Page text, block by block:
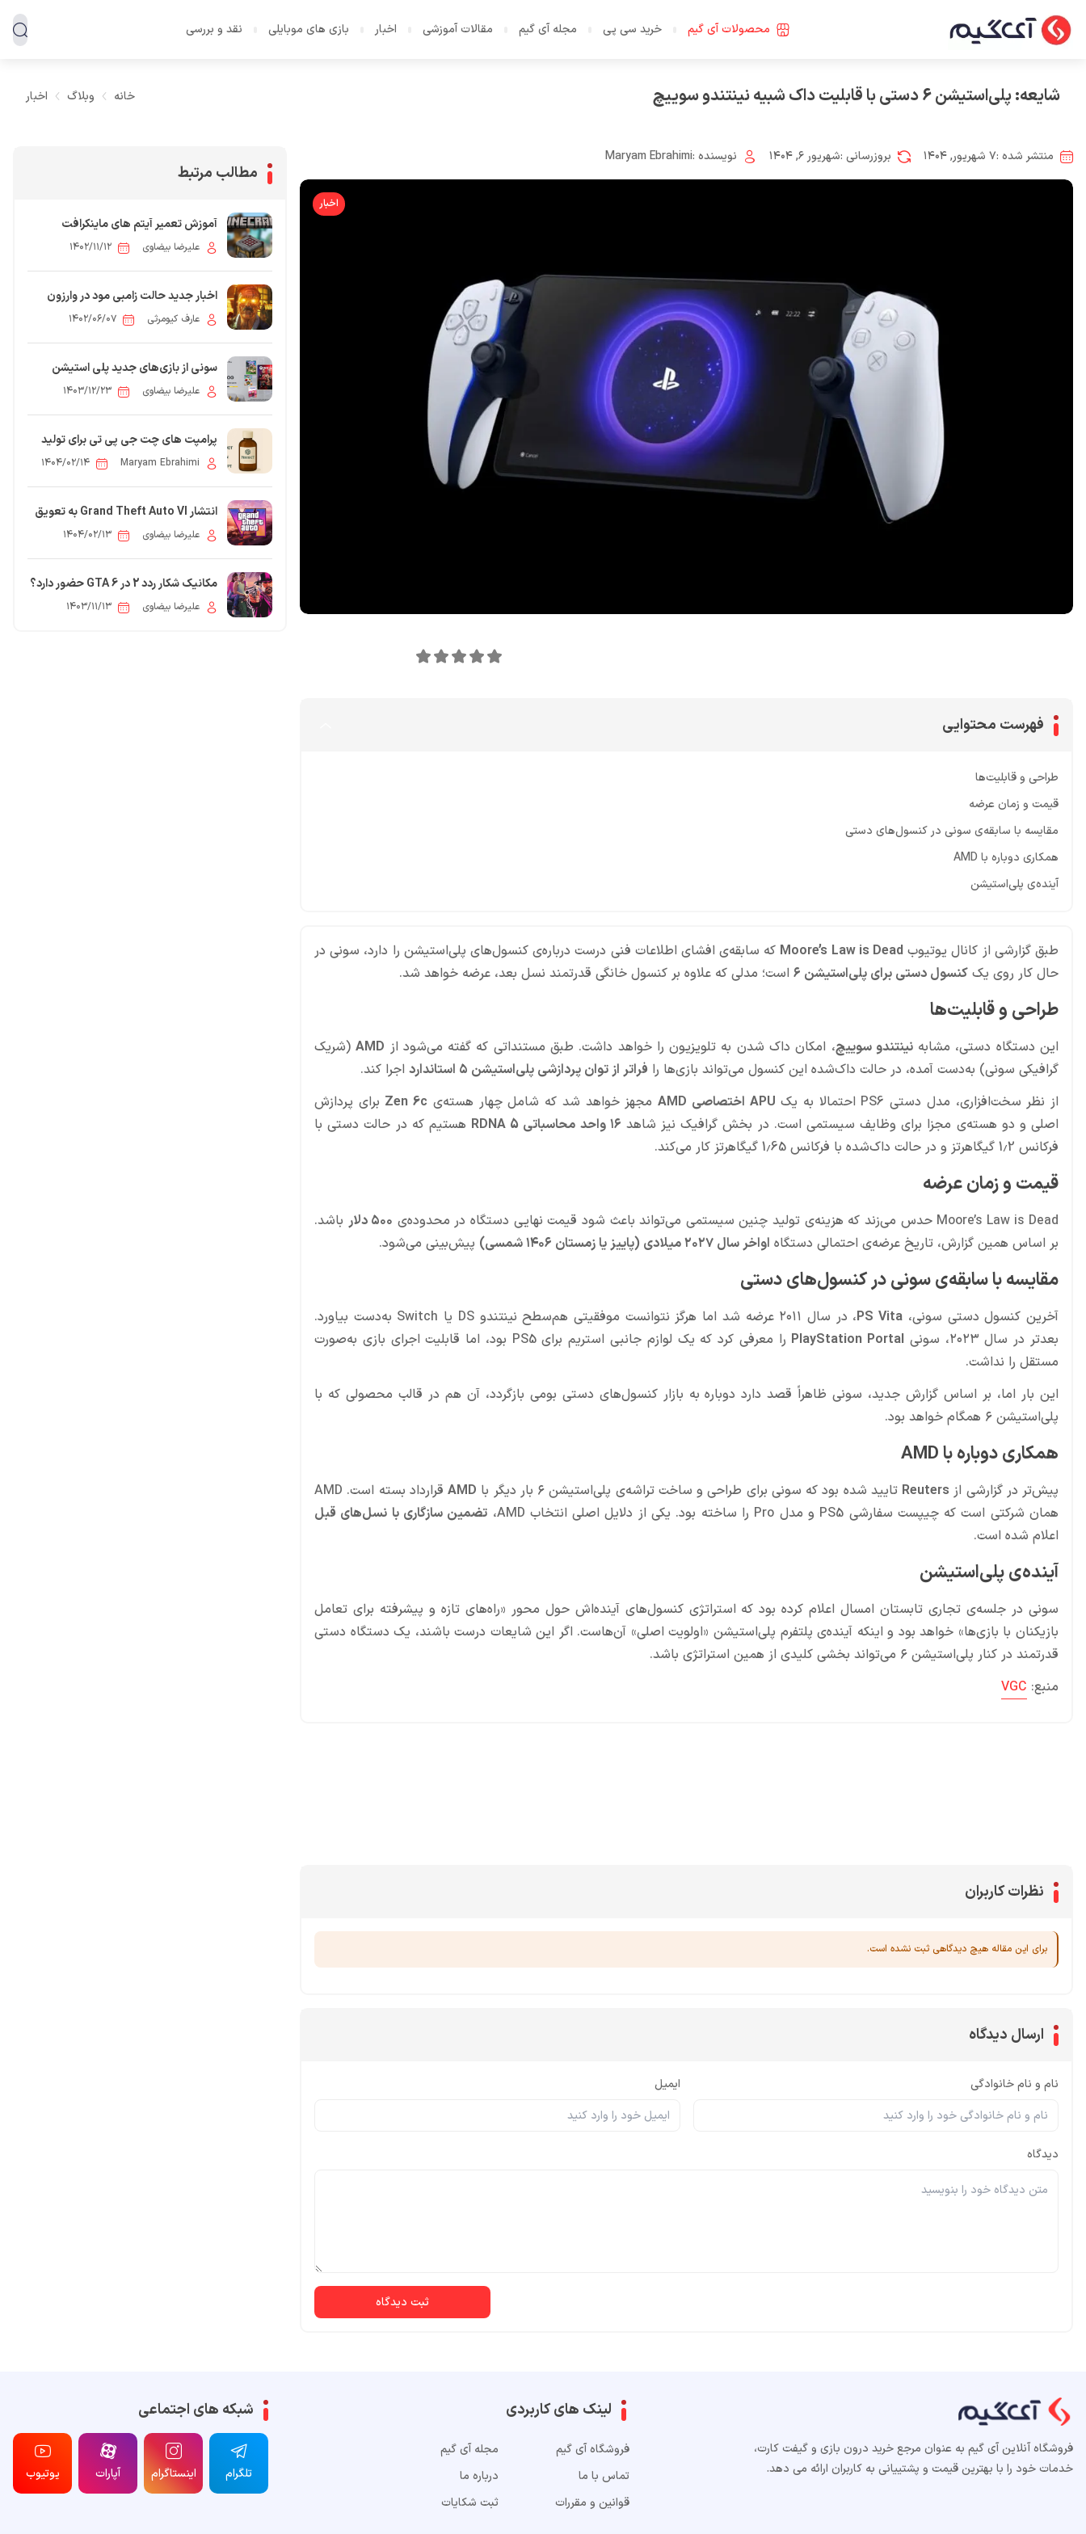
محصولات آی گیم خرید سی پی مجله آی گیم مقالات آموزشی اخبار بازی های موبایلی نقد و بررسی
شایعه: پلی‌استیشن 6 دستی با قابلیت داک شبیه نینتندو سوییچ خانه وبلاگ اخبار
منتشر شده :۷ شهریور, ۱۴۰۴ بروزرسانی :شهریور ۶, ۱۴۰۴ نویسنده :Maryam Ebrahimi
اخبار
فهرست محتوایی
طراحی و قابلیت‌ها
قیمت و زمان عرضه
مقایسه با سابقه‌ی سونی در کنسول‌های دستی
همکاری دوباره با AMD
آینده‌ی پلی‌استیشن
طبق گزارشی از کانال یوتیوب Moore’s Law is Dead که سابقه‌ی افشای اطلاعات فنی درست درباره‌ی کنسول‌های پلی‌استیشن را دارد، سونی در
حال کار روی یک کنسول دستی برای پلی‌استیشن ۶ است؛ مدلی که علاوه بر کنسول خانگی قدرتمند نسل بعد، عرضه خواهد شد.
طراحی و قابلیت‌ها
این دستگاه دستی، مشابهنینتندو سوییچ، امکان داک شدن به تلویزیون را خواهد داشت. طبق مستنداتی که گفته می‌شود از AMD(شریک
گرافیکی سونی) به‌دست آمده، در حالت داک‌شده این کنسول می‌تواند بازی‌ها را فراتر از توان پردازشی پلی‌استیشن ۵ استاندارد
اجرا کند.
از نظر سخت‌افزاری، مدل دستی PS6 احتمالا به یک
APU اختصاصی AMD مجهز خواهد شد که شامل چهار هسته‌ی Zen 6c برای پردازش
اصلی و دو هسته‌ی مجزا برای وظایف سیستمی است. در بخش گرافیک نیز شاهد ۱۶ واحد محاسباتی RDNA 5
هستیم که در حالت دستی با
فرکانس 1.2 گیگاهرتز و در حالت داک‌شده با فرکانس 1.65 گیگاهرتز کار می‌کند.
قیمت و زمان عرضه
Moore’s Law is Dead حدس می‌زند که هزینه‌ی تولید چنین سیستمی می‌تواند باعث شود قیمت نهایی دستگاه در محدوده‌ی ۵۰۰ دلار
باشد.
بر اساس همین گزارش، تاریخ عرضه‌ی احتمالی دستگاه اواخر سال ۲۰۲۷ میلادی (پاییز یا زمستان ۱۴۰۶ شمسی) پیش‌بینی می‌شود.
مقایسه با سابقه‌ی سونی در کنسول‌های دستی
آخرین کنسول دستی سونی، PS Vita
، در سال ۲۰۱۱ عرضه شد اما هرگز نتوانست موفقیتی هم‌سطح نینتندو DS یا Switch به‌دست بیاورد.
بعدتر در سال ۲۰۲۳، سونی
PlayStation Portal
را معرفی کرد که یک لوازم جانبی استریم برای PS5 بود، اما قابلیت اجرای بازی به‌صورت
مستقل را نداشت.
این بار اما، بر اساس گزارش جدید، سونی ظاهراً قصد دارد دوباره به بازار کنسول‌های دستی بومی بازگردد، آن هم در قالب محصولی که با
پلی‌استیشن ۶ همگام خواهد بود.
همکاری دوباره با AMD
پیش‌تر در گزارشی از Reuters تایید شده بود که سونی برای طراحی و ساخت تراشه‌ی پلی‌استیشن ۶ بار دیگر با AMD
قرارداد بسته است. AMD
همان شرکتی است که چیپست سفارشی PS5 و مدل Pro را ساخته بود. یکی از دلایل اصلی انتخاب AMD،
تضمین سازگاری با نسل‌های قبل
اعلام شده است.
آینده‌ی پلی‌استیشن
سونی در جلسه‌ی تجاری تابستان امسال اعلام کرده بود که استراتژی کنسول‌های آینده‌اش حول محور «راه‌های تازه و پیشرفته برای تعامل
بازیکنان با بازی‌ها» خواهد بود و اینکه آینده‌ی پلتفرم پلی‌استیشن «اولویت اصلی» آن‌هاست. اگر این شایعات درست باشند، یک دستگاه دستی
قدرتمند در کنار پلی‌استیشن ۶ می‌تواند بخشی کلیدی از همین استراتژی باشد.
منبع: VGC
نظرات کاربران
برای این مقاله هیچ دیدگاهی ثبت نشده است.
ارسال دیدگاه
نام و نام خانوادگی ایمیل
دیدگاه
ثبت دیدگاه
مطالب مرتبط
آموزش تعمیر آیتم های ماینکرافت
علیرضا بیضاوی ۱۴۰۲/۱۱/۱۲
اخبار جدید حالت زامبی مود در وارزون
موبایل!عارف کیومرثی ۱۴۰۲/۰۶/۰۷
سونی از بازی‌های جدید پلی استیشن
پلاس برای ماه مارس رونمایی کرد
علیرضا بیضاوی ۱۴۰۳/۱۲/۲۳
پرامپت های چت جی پی تی برای تولید
عکس کسب و کارها
Maryam Ebrahimi ۱۴۰۴/۰۲/۱۴
انتشار Grand Theft Auto VI به تعویق
افتاد؛ تاریخ جدید: 26 مه 2026
علیرضا بیضاوی ۱۴۰۴/۰۲/۱۳
مکانیک شکار ردد 2 در GTA 6 حضور دارد؟
علیرضا بیضاوی ۱۴۰۳/۱۱/۱۳
فروشگاه آنلاین آی گیم به عنوان مرجع خرید درون بازی و گیفت کارت،
خدمات خود را با بهترین قیمت و پشتییانی به کاربران ارائه می دهد.
لینک های کاربردی
فروشگاه آی گیم
مجله آی گیم
تماس با ما
درباره ما
قوانین و مقررات
ثبت شکایات
شبکه های اجتماعی
تلگرام اینستاگرام آپارات یوتیوب